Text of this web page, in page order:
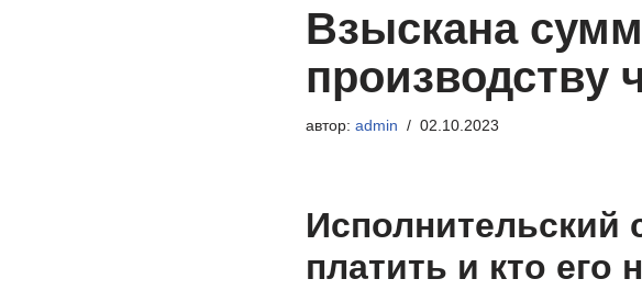
Взыскана
производству
автор: admin 02.10.2023
Исполнительский
платить и кто его